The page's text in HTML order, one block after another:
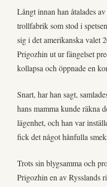
Långt innan han åtalades
trollfabrik som stod i
sig i det amerikanska valet
Prigozhin ut ur fängelset
kollapsa och öppnade en
Snart, har han sagt,
hans mamma kunde räkna
lägenhet, och han var
fick det något hånfulla
Trots sin blygsamma och
Prigozhin en av Rysslands